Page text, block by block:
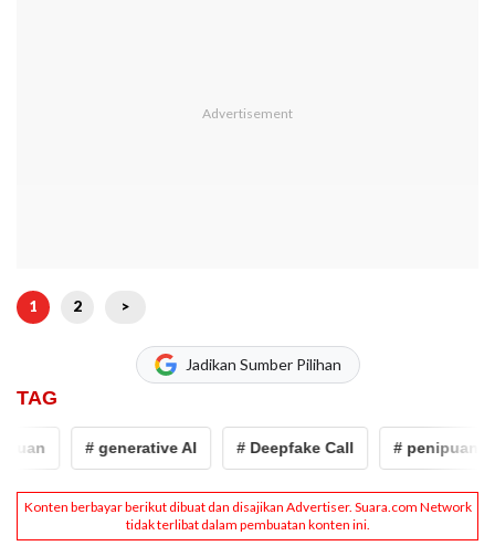
1 2 >
Jadikan Sumber Pilihan
TAG
# generative AI # Deepfake Call # penipuan